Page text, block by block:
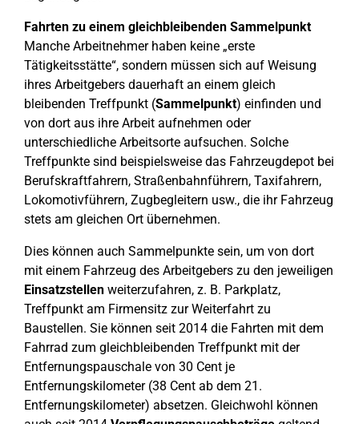
Fahrten zu einem gleichbleibenden Sammelpunkt
Manche Arbeitnehmer haben keine „erste
Tätigkeitsstätte“, sondern müssen sich auf Weisung
ihres Arbeitgebers dauerhaft an einem gleich
bleibenden Treffpunkt (Sammelpunkt) einfinden und
von dort aus ihre Arbeit aufnehmen oder
unterschiedliche Arbeitsorte aufsuchen. Solche
Treffpunkte sind beispielsweise das Fahrzeugdepot bei
Berufskraftfahrern, Straßenbahnführern, Taxifahrern,
Lokomotivführern, Zugbegleitern usw., die ihr Fahrzeug
stets am gleichen Ort übernehmen.
Dies können auch Sammelpunkte sein, um von dort
mit einem Fahrzeug des Arbeitgebers zu den jeweiligen
Einsatzstellen weiterzufahren, z. B. Parkplatz,
Treffpunkt am Firmensitz zur Weiterfahrt zu
Baustellen. Sie können seit 2014 die Fahrten mit dem
Fahrrad zum gleichbleibenden Treffpunkt mit der
Entfernungspauschale von 30 Cent je
Entfernungskilometer (38 Cent ab dem 21.
Entfernungskilometer) absetzen. Gleichwohl können